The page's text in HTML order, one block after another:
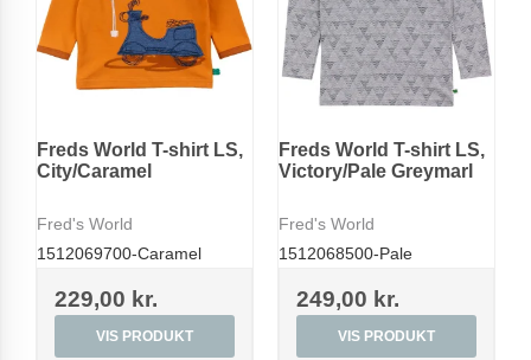
Freds World T-shirt LS,
City/Caramel
Fred's World
1512069700-Caramel
229,00 kr.
VIS PRODUKT
Freds World T-shirt LS,
Victory/Pale Greymarl
Fred's World
1512068500-Pale
249,00 kr.
VIS PRODUKT